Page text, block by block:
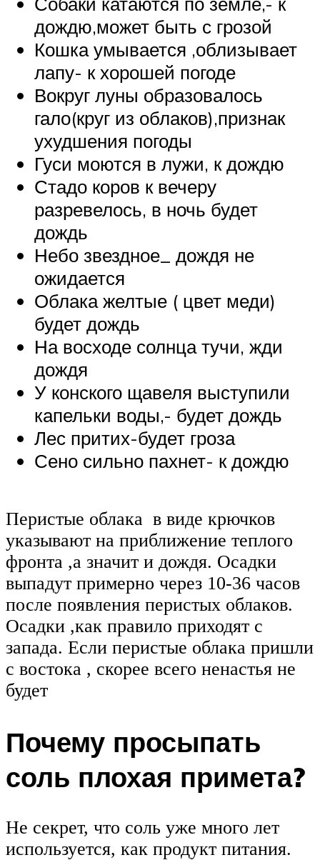
дождю,может быть с грозой
Кошка умывается ,облизывает
лапу- к хорошей погоде
Вокруг луны образовалось
гало(круг из облаков),признак
ухудшения погоды
Гуси моются в лужи, к дождю
Стадо коров к вечеру
разревелось, в ночь будет
дождь
Небо звездное_ дождя не
ожидается
Облака желтые ( цвет меди)
будет дождь
На восходе солнца тучи, жди
дождя
У конского щавеля выступили
капельки воды,- будет дождь
Лес притих-будет гроза
Сено сильно пахнет- к дождю
Перистые облака в виде крючков
указывают на приближение теплого
фронта ,а значит и дождя. Осадки
выпадут примерно через 10-36 часов
после появления перистых облаков.
Осадки ,как правило приходят с
запада. Если перистые облака пришли
с востока , скорее всего ненастья не
будет
Почему просыпать
соль плохая примета?
Не секрет, что соль уже много лет
используется, как продукт питания.